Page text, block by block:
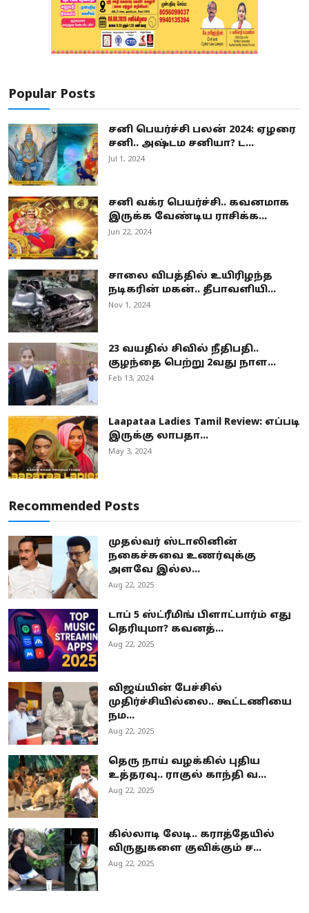
Popular Posts
சனி பெயர்ச்சி பலன் 2024: ஏழரை
சனி.. அஷ்டம சனியா? ட...
Jul 1, 2024
சனி வக்ர பெயர்ச்சி.. கவனமாக
இருக்க வேண்டிய ராசிக்க...
Jun 22, 2024
சாலை விபத்தில் உயிரிழந்த
நடிகரின் மகன்.. தீபாவளியி...
Nov 1, 2024
23 வயதில் சிவில் நீதிபதி..
குழந்தை பெற்று 2வது நாள...
Feb 13, 2024
Laapataa Ladies Tamil Review: எப்படி
இருக்கு லாபதா...
May 3, 2024
Recommended Posts
முதல்வர் ஸ்டாலினின்
நகைச்சுவை உணர்வுக்கு
அளவே இல்ல...
Aug 22, 2025
டாப் 5 ஸ்ட்ரீமிங் பிளாட்பார்ம் எது
தெரியுமா? கவனத்...
Aug 22, 2025
விஜய்யின் பேச்சில்
முதிர்ச்சியில்லை.. கூட்டணியை
நம...
Aug 22, 2025
தெரு நாய் வழக்கில் புதிய
உத்தரவு.. ராகுல் காந்தி வ...
Aug 22, 2025
கில்லாடி லேடி.. கராத்தேயில்
விருதுகளை குவிக்கும் ச...
Aug 22, 2025